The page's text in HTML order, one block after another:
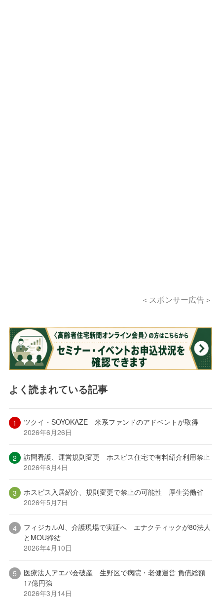
＜スポンサー広告＞
よく読まれている記事
ツクイ・SOYOKAZE 米系ファンドのアドベントが取得
2026年6月26日
訪問看護、運営規則変更 ホスピス住宅で有料紹介利用禁止
2026年6月4日
ホスピス入居紹介、規則変更で禁止の可能性 厚生労働省
2026年5月7日
フィジカルAI、介護現場で実証へ エナクティックが80法人
とMOU締結
2026年4月10日
医療法人アエバ会破産 生野区で病院・老健運営 負債総額
17億円強
2026年3月14日